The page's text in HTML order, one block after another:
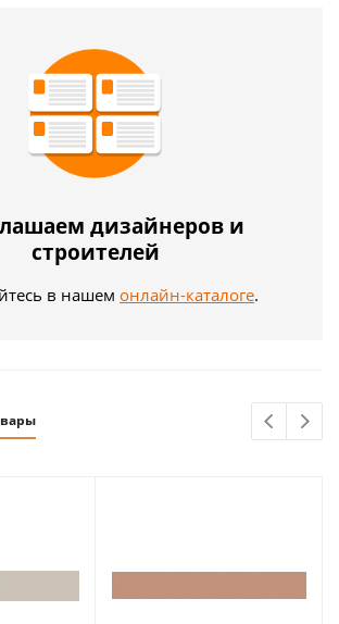
дизайнеров и
строителей
в нашем онлайн-каталоге.